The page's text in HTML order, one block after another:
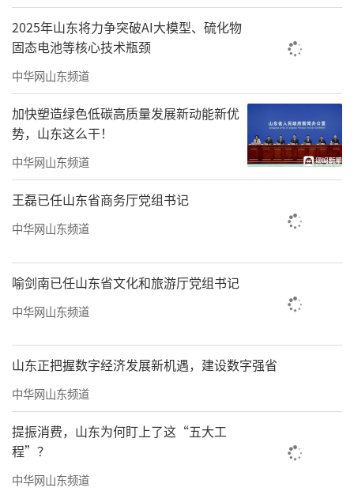
洪勇指出，据海关统计，中国跨境电商进
出口五年增长近10倍，去年规模达到1.92万亿
元，增长18.6%。从最新数据来看，2022年我
国跨境电商仍保持平稳较快增长，上半年跨境
电商进出口交易额同比增长28.6%。其中，跨境
（来源：新华网）
责任编辑：陈雅雯
2025年山东将力争突破AI大模型、硫化物
固态电池等核心技术瓶颈
中华网山东频道
加快塑造绿色低碳高质量发展新动能新优
势，山东这么干！
中华网山东频道
王磊已任山东省商务厅党组书记
中华网山东频道
喻剑南已任山东省文化和旅游厅党组书记
中华网山东频道
山东正把握数字经济发展新机遇，建设数字强省
中华网山东频道
提振消费，山东为何盯上了这“五大工
程”？
中华网山东频道